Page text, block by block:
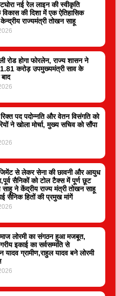
नई रेल लाइन की स्वीकृति
की दिशा में एक ऐतिहासिक
राज्यमंत्री तोखन साहू
रोड होगा फोरलेन, राज्य शासन ने
करोड़ उपमुख्यमंत्री साव के
पद पदोन्नति और वेतन विसंगति को
ने खोला मोर्चा, मुख्य सचिव को सौंपा
से लेकर सेना की छावनी और आयुध
सैनिकों को टोल टैक्स में पूर्ण छूट
ने केंद्रीय राज्य मंत्री तोखन साहू
सैनिक हितों की प्रमुख मांगें
लोरमी का संगठन हुआ मजबूत,
इकाई का सर्वसम्मति से
ग्रामीण,राहुल यादव बने लोरमी